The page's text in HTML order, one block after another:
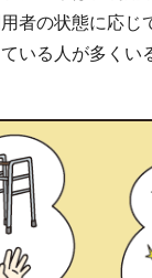
者の状態に応じ
いる人が多くい